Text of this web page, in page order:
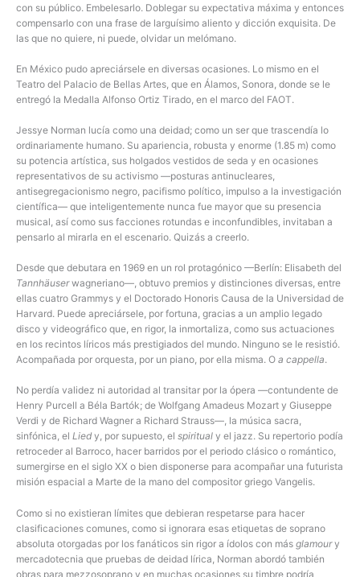
con su público. Embelesarlo. Doblegar su expectativa máxima y entonces
compensarlo con una frase de larguísimo aliento y dicción exquisita. De
las que no quiere, ni puede, olvidar un melómano.
En México pudo apreciársele en diversas ocasiones. Lo mismo en el
Teatro del Palacio de Bellas Artes, que en Álamos, Sonora, donde se le
entregó la Medalla Alfonso Ortiz Tirado, en el marco del FAOT.
Jessye Norman lucía como una deidad; como un ser que trascendía lo
ordinariamente humano. Su apariencia, robusta y enorme (1.85 m) como
su potencia artística, sus holgados vestidos de seda y en ocasiones
representativos de su activismo —posturas antinucleares,
antisegregacionismo negro, pacifismo político, impulso a la investigación
científica— que inteligentemente nunca fue mayor que su presencia
musical, así como sus facciones rotundas e inconfundibles, invitaban a
pensarlo al mirarla en el escenario. Quizás a creerlo.
Desde que debutara en 1969 en un rol protagónico —Berlín: Elisabeth del
Tannhäuserwagneriano—, obtuvo premios y distinciones diversas, entre
ellas cuatro Grammys y el Doctorado Honoris Causa de la Universidad de
Harvard. Puede apreciársele, por fortuna, gracias a un amplio legado
disco y videográfico que, en rigor, la inmortaliza, como sus actuaciones
en los recintos líricos más prestigiados del mundo. Ninguno se le resistió.
Acompañada por orquesta, por un piano, por ella misma. O a cappella.
No perdía validez ni autoridad al transitar por la ópera —contundente de
Henry Purcell a Béla Bartók; de Wolfgang Amadeus Mozart y Giuseppe
Verdi y de Richard Wagner a Richard Strauss—, la música sacra,
sinfónica, el Lied y, por supuesto, el spiritual y el jazz. Su repertorio podía
retroceder al Barroco, hacer barridos por el periodo clásico o romántico,
sumergirse en el siglo XX o bien disponerse para acompañar una futurista
misión espacial a Marte de la mano del compositor griego Vangelis.
Como si no existieran límites que debieran respetarse para hacer
clasificaciones comunes, como si ignorara esas etiquetas de soprano
absoluta otorgadas por los fanáticos sin rigor a ídolos con más glamoury
mercadotecnia que pruebas de deidad lírica, Norman abordó también
obras para mezzosoprano y en muchas ocasiones su timbre podría